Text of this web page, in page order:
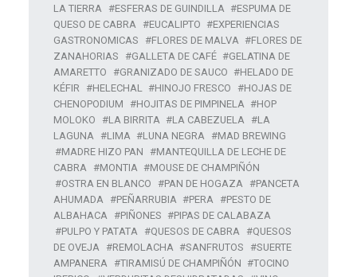
LA TIERRA
ESFERAS DE GUINDILLA
ESPUMA DE
QUESO DE CABRA
EUCALIPTO
EXPERIENCIAS
GASTRONOMICAS
FLORES DE MALVA
FLORES DE
ZANAHORIAS
GALLETA DE CAFÉ
GELATINA DE
AMARETTO
GRANIZADO DE SAUCO
HELADO DE
KÉFIR
HELECHAL HINOJO FRESCO
HOJAS DE
CHENOPODIUM
HOJITAS DE PIMPINELA
HOP
MOLOKO
LA BIRRITA LA CABEZUELA
LA
LAGUNA
LIMA LUNA NEGRA
MAD BREWING
MADRE HIZO PAN
MANTEQUILLA DE LECHE DE
CABRA
MONTIA
MOUSE DE CHAMPIÑÓN
OSTRA EN BLANCO
PAN DE HOGAZA
PANCETA
AHUMADA
PEÑARRUBIA PERA
PESTO DE
ALBAHACA
PIÑONES
PIPAS DE CALABAZA
PULPO Y PATATA
QUESOS DE CABRA
QUESOS
DE OVEJA
REMOLACHA SANFRUTOS
SUERTE
AMPANERA
TIRAMISÚ DE CHAMPIÑÓN
TOCINO